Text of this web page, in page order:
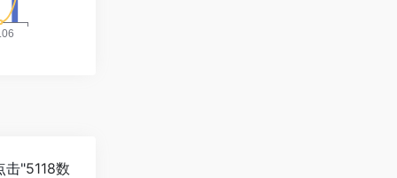
击"5118数